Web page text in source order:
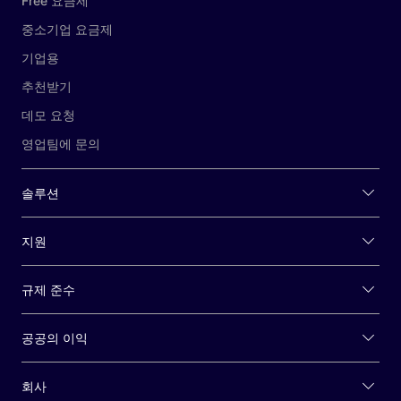
중소기업 요금제
기업용
추천받기
데모 요청
영업팀에 문의
솔루션
지원
규제 준수
공공의 이익
회사